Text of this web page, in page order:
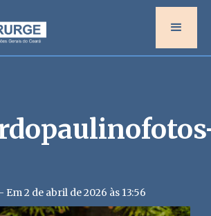
2 de abril de 2026 às 13:56